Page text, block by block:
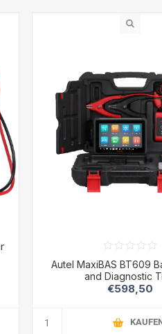
Autel MaxiBAS BT609
and Diagnostic
€598,50